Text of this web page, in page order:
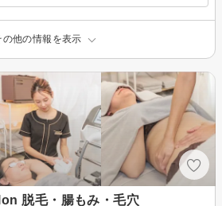
の他の情報を表示
脱毛・腸もみ・毛穴